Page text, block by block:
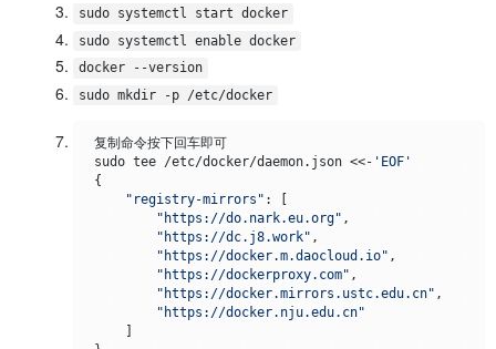
sudo systemctl start docker
sudo systemctl enable docker
docker --version
sudo mkdir -p /etc/docker
复制命令按下回车即可
sudo tee /etc/docker/daemon.json <<- 'EOF'
{
"registry-mirrors" : [
"https://do.nark.eu.org" ,
"https://dc.j8.work" ,
"https://docker.m.daocloud.io" ,
"https://dockerproxy.com" ,
"https://docker.mirrors.ustc.edu.cn" ,
"https://docker.nju.edu.cn"
     ]